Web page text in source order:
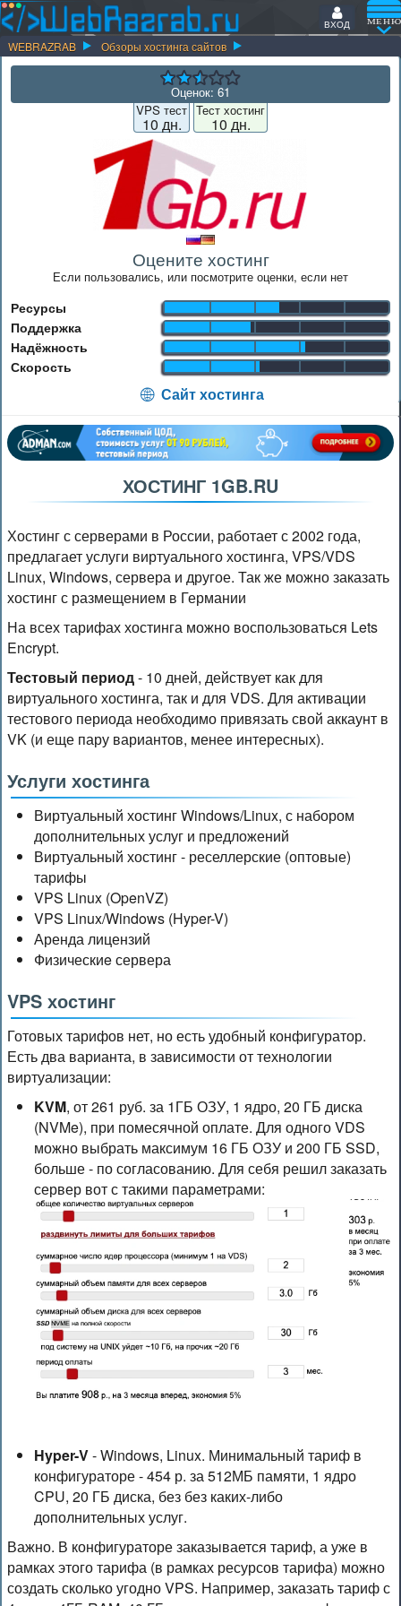
ВХОД
WEBRAZRAB Обзоры хостинга сайтов
Оценок: 61
VPS тест
10 дн.
Тест хостинг
10 дн.
Оцените хостинг
Если пользовались, или посмотрите оценки, если нет
Ресурсы
Поддержка
Надёжность
Скорость
Сайт хостинга
ХОСТИНГ 1GB.RU
Хостинг с серверами в России, работает с 2002 года,
предлагает услуги виртуального хостинга, VPS/VDS
Linux, Windows, сервера и другое. Так же можно заказать
хостинг с размещением в Германии
На всех тарифах хостинга можно воспользоваться Lets
Encrypt.
Тестовый период- 10 дней, действует как для
виртуального хостинга, так и для VDS. Для активации
тестового периода необходимо привязать свой аккаунт в
VK (и еще пару вариантов, менее интересных).
Услуги хостинга
Виртуальный хостинг Windows/Linux, с набором
дополнительных услуг и предложений
Виртуальный хостинг - реселлерские (оптовые)
тарифы
VPS Linux (OpenVZ)
VPS Linux/Windows (Hyper-V)
Аренда лицензий
Физическиe сервера
VPS хостинг
Готовых тарифов нет, но есть удобный конфигуратор.
Есть два варианта, в зависимости от технологии
виртуализации:
KVM, от 261 руб. за 1ГБ ОЗУ, 1 ядро, 20 ГБ диска
(NVMe), при помесячной оплате. Для одного VDS
можно выбрать максимум 16 ГБ ОЗУ и 200 ГБ SSD,
больше - по согласованию. Для себя решил заказать
сервер вот с такими параметрами:
Hyper-V- Windows, Linux. Минимальный тариф в
конфигураторе - 454 р. за 512МБ памяти, 1 ядро
CPU, 20 ГБ диска, без без каких-либо
дополнительных услуг.
Важно. В конфигураторе заказывается тариф, а уже в
рамках этого тарифа (в рамках ресурсов тарифа) можно
создать сколько угодно VPS. Например, заказать тариф с